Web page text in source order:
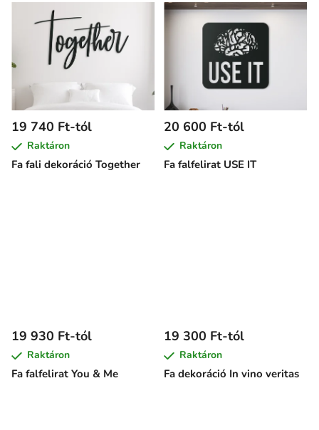
Fa fali dekoráció Together
19 740 Ft-tól
Raktáron
Fa falfelirat USE IT
20 600 Ft-tól
Raktáron
Fa falfelirat You & Me
19 930 Ft-tól
Raktáron
Fa dekoráció In vino veritas
19 300 Ft-tól
Raktáron